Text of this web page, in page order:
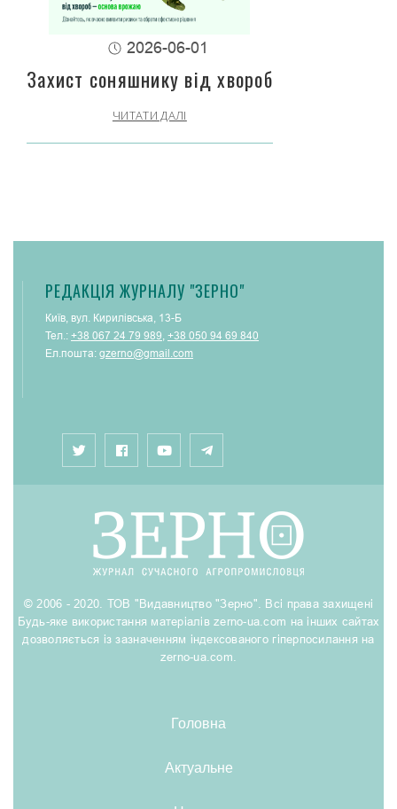
2026-06-01
Захист соняшнику від хвороб
ЧИТАТИ ДАЛІ
РЕДАКЦІЯ ЖУРНАЛУ "ЗЕРНО"
Київ, вул. Кирилівська, 13-Б
Тел.: +38 067 24 79 989, +38 050 94 69 840
Ел.пошта: gzerno@gmail.com
© 2006 - 2020. ТОВ "Видавництво "Зерно". Всі права захищені
Будь-яке використання матеріалів zerno-ua.com на інших сайтах
дозволяється із зазначенням індексованого гіперпосилання на
zerno-ua.com.
Головна
Актуальне